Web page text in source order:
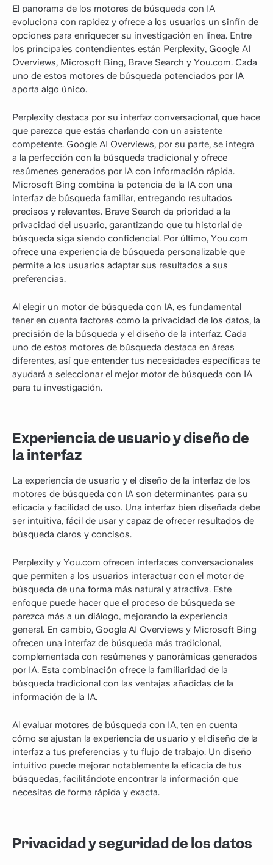
El panorama de los motores de búsqueda con IA
evoluciona con rapidez y ofrece a los usuarios un sinfín de
opciones para enriquecer su investigación en línea. Entre
los principales contendientes están Perplexity, Google AI
Overviews, Microsoft Bing, Brave Search y You.com. Cada
uno de estos motores de búsqueda potenciados por IA
aporta algo único.
Perplexity destaca por su interfaz conversacional, que hace
que parezca que estás charlando con un asistente
competente. Google AI Overviews, por su parte, se integra
a la perfección con la búsqueda tradicional y ofrece
resúmenes generados por IA con información rápida.
Microsoft Bing combina la potencia de la IA con una
interfaz de búsqueda familiar, entregando resultados
precisos y relevantes. Brave Search da prioridad a la
privacidad del usuario, garantizando que tu historial de
búsqueda siga siendo confidencial. Por último, You.com
ofrece una experiencia de búsqueda personalizable que
permite a los usuarios adaptar sus resultados a sus
preferencias.
Al elegir un motor de búsqueda con IA, es fundamental
tener en cuenta factores como la privacidad de los datos, la
precisión de la búsqueda y el diseño de la interfaz. Cada
uno de estos motores de búsqueda destaca en áreas
diferentes, así que entender tus necesidades específicas te
ayudará a seleccionar el mejor motor de búsqueda con IA
para tu investigación.
Experiencia de usuario y diseño de
la interfaz
La experiencia de usuario y el diseño de la interfaz de los
motores de búsqueda con IA son determinantes para su
eficacia y facilidad de uso. Una interfaz bien diseñada debe
ser intuitiva, fácil de usar y capaz de ofrecer resultados de
búsqueda claros y concisos.
Perplexity y You.com ofrecen interfaces conversacionales
que permiten a los usuarios interactuar con el motor de
búsqueda de una forma más natural y atractiva. Este
enfoque puede hacer que el proceso de búsqueda se
parezca más a un diálogo, mejorando la experiencia
general. En cambio, Google AI Overviews y Microsoft Bing
ofrecen una interfaz de búsqueda más tradicional,
complementada con resúmenes y panorámicas generados
por IA. Esta combinación ofrece la familiaridad de la
búsqueda tradicional con las ventajas añadidas de la
información de la IA.
Al evaluar motores de búsqueda con IA, ten en cuenta
cómo se ajustan la experiencia de usuario y el diseño de la
interfaz a tus preferencias y tu flujo de trabajo. Un diseño
intuitivo puede mejorar notablemente la eficacia de tus
búsquedas, facilitándote encontrar la información que
necesitas de forma rápida y exacta.
Privacidad y seguridad de los datos